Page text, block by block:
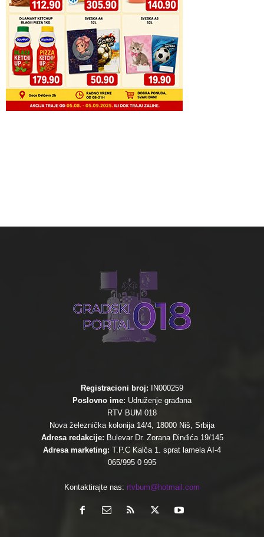
Registracioni broj:
IN000259
Poslovno ime: Udruženje građana
RTV BUM 018
Nova železnička kolonija 14/4, 18000 Niš, Srbija
Adresa redakcije: Bulevar Dr. Zorana Đinđića 19/145
Adresa marketing: T.P.C Kalča 1. sprat lamela AI-4
065/995 0 995
Kontaktirajte nas: rtvbum@hotmail.com